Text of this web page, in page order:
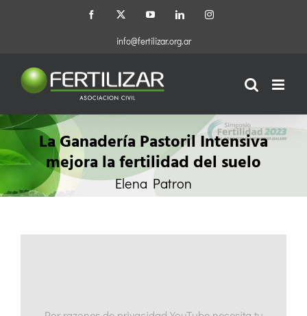
Facebook
X YouTubeLinkedInInstagram
info@fertilizar.org.ar
La Ganadería Pastoril Intensiva
mejora la fertilidad del suelo
Elena Patron